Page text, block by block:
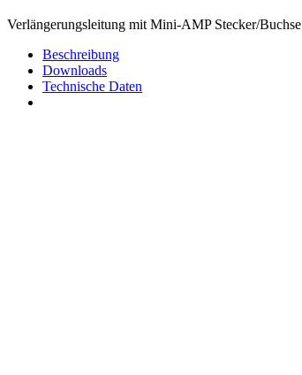
Verlängerungsleitung mit Mini-AMP Stecker/Buchse
Beschreibung
Downloads
Technische Daten